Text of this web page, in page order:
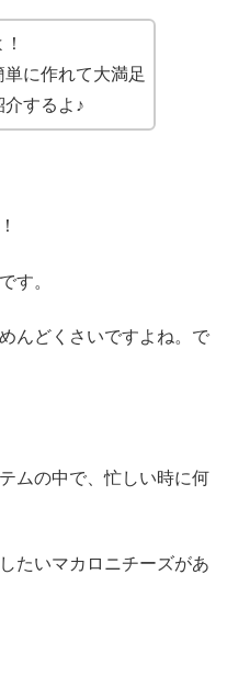
に作れて大満足
するよ♪
す。
んどくさいですよね。で
ムの中で、忙しい時に何
たいマカロニチーズがあ